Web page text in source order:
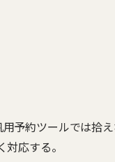
予約ツールでは拾
応する。